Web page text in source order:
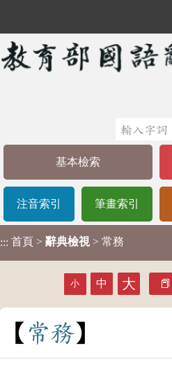
基本檢索
注音索引 筆畫索引
::: 首頁 > 辭典檢視 > 常務
小 中 大
常務